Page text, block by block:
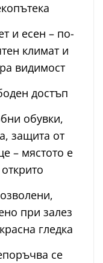
и есен – по-
климат и
видимост
достъп
обувки,
защита от
– мястото е
открито
при залез
гледка
се